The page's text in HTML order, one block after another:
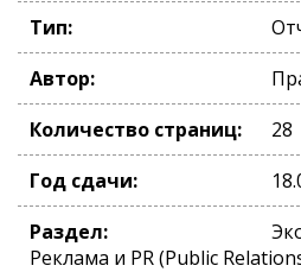
Тип:
Автор:
Количество страниц:
28
Год сдачи:
Раздел:
Реклама и PR (Public